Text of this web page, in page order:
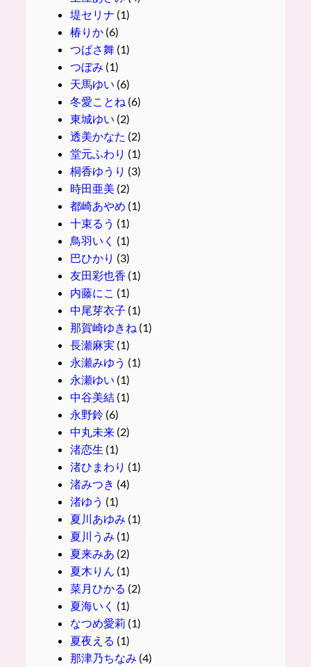
堤セリナ (1)
椿りか(6)
つばさ舞(1)
つぼみ (1)
天馬ゆい (6)
冬愛ことね (6)
東城ゆい (2)
透美かなた (2)
堂元ふわり (1)
桐香ゆうり (3)
時田亜美 (2)
都崎あやめ (1)
十束るう (1)
鳥羽いく (1)
巴ひかり (3)
友田彩也香 (1)
内藤にこ (1)
中尾芽衣子 (1)
那賀崎ゆきね (1)
長瀬麻実 (1)
永瀬みゆう (1)
永瀬ゆい (1)
中谷美結(1)
永野鈴(6)
中丸未来(2)
渚恋生 (1)
渚ひまわり (1)
渚みつき (4)
渚ゆう (1)
夏川あゆみ (1)
夏川うみ (1)
夏来みあ (2)
夏木りん (1)
菜月ひかる (2)
夏海いく (1)
なつめ愛莉 (1)
夏夜える (1)
那津乃ちなみ (4)